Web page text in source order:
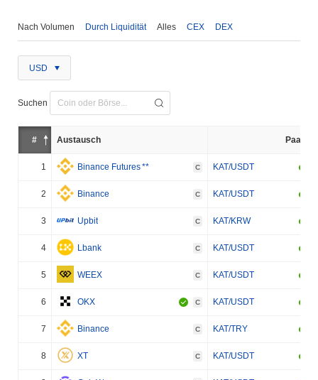
Nach Volumen Durch Liquidität Alles CEX DEX
USD
Suchen
# Austausch Paar
1 Binance Futures** C KAT/USDT
2 Binance C KAT/USDT
3 Upbit C KAT/KRW
4 Lbank C KAT/USDT
5 WEEX C KAT/USDT
6 OKX C KAT/USDT
7 Binance C KAT/TRY
8 XT C KAT/USDT